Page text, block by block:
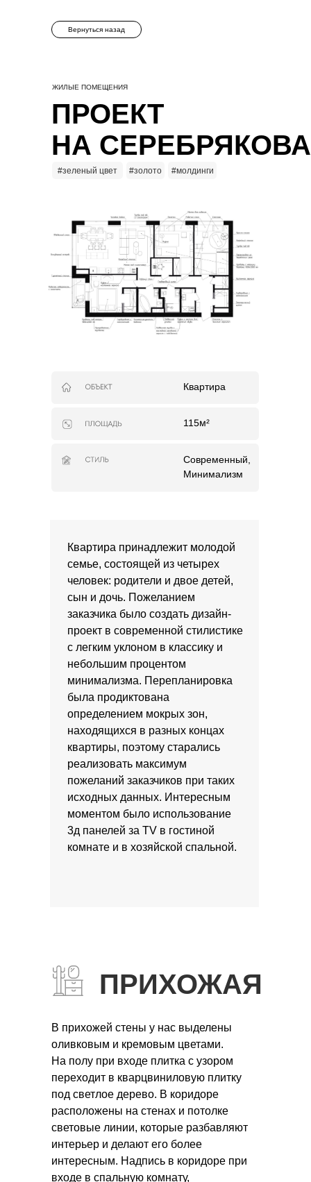
ПРИХОЖАЯ
ПРОЕКТ
НА СЕРЕБРЯКОВА
ЖИЛЫЕ ПОМЕЩЕНИЯ
В прихожей стены у нас выделены
оливковым и кремовым цветами.
На полу при входе плитка с узором
переходит в кварцвиниловую плитку
под светлое дерево. В коридоре
расположены на стенах и потолке
световые линии, которые разбавляют
интерьер и делают его более
интересным. Надпись в коридоре при
входе в спальную комнату,
Квартира принадлежит молодой
семье, состоящей из четырех
человек: родители и двое детей,
сын и дочь. Пожеланием
заказчика было создать дизайн-
проект в современной стилистике
с легким уклоном в классику и
небольшим процентом
минимализма. Перепланировка
была продиктована
определением мокрых зон,
находящихся в разных концах
квартиры, поэтому старались
реализовать максимум
пожеланий заказчиков при таких
исходных данных. Интересным
моментом было использование
3д панелей за TV в гостиной
комнате и в хозяйской спальной.
Вернуться назад
#зеленый цвет #золото #молдинги
Квартира
Современный,
Минимализм
115м²